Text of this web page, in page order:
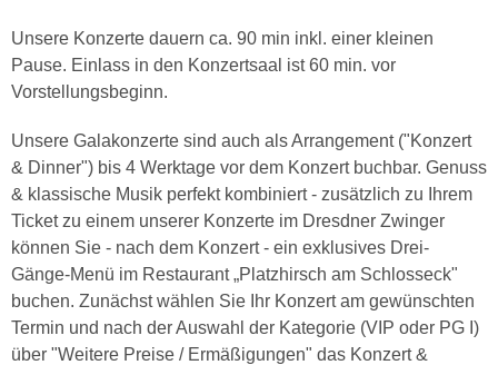
Unsere Konzerte dauern ca. 90 min inkl. einer kleinen
Pause. Einlass in den Konzertsaal ist 60 min. vor
Vorstellungsbeginn.
Unsere Galakonzerte sind auch als Arrangement ("Konzert
& Dinner") bis 4 Werktage vor dem Konzert buchbar. Genuss
& klassische Musik perfekt kombiniert - zusätzlich zu Ihrem
Ticket zu einem unserer Konzerte im Dresdner Zwinger
können Sie - nach dem Konzert - ein exklusives Drei-
Gänge-Menü im Restaurant „Platzhirsch am Schlosseck"
buchen. Zunächst wählen Sie Ihr Konzert am gewünschten
Termin und nach der Auswahl der Kategorie (VIP oder PG I)
über "Weitere Preise / Ermäßigungen" das Konzert &